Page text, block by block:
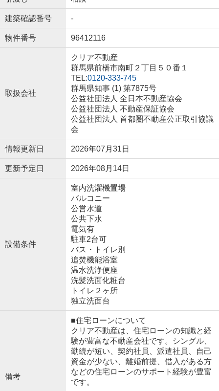
建築確認番号 -
物件番号 96412116
取扱会社
クリア不動産
群馬県前橋市南町２丁目５０番１
TEL:0120-333-745
群馬県知事 (1) 第7875号
公益社団法人 全日本不動産協会
公益社団法人 不動産保証協会
公益社団法人 首都圏不動産公正取引協議
会
情報更新日 2026年07月31日
更新予定日 2026年08月14日
設備条件
室内洗濯機置場
バルコニー
公営水道
公共下水
電気有
駐車2台可
バス・トイレ別
追焚機能浴室
温水洗浄便座
洗髪洗面化粧台
トイレ２ヶ所
独立洗面台
備考
■住宅ローンについて
クリア不動産は、住宅ローンの知識と経
験が豊富な不動産会社です。シングル、
勤続が短い、契約社員、派遣社員、自己
資金が少ない、離婚前提、借入がある方
などの住宅ローンのサポート経験が豊富
です。